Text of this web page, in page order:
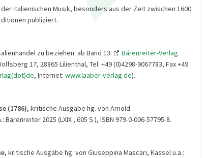
italienischen Musik, besonders aus der Zeit zwischen 1600
publiziert.
zu beziehen: ab Band 13:
Bärenreiter-Verlag
17, 28865 Lilienthal, Tel. +49 (0)4298-9067783, Fax +49
, Internet: www.laaber-verlag.de).
(1786), kritische Ausgabe hg. von Arnold
2025 (LXIX , 605 S.), ISBN 979-0-006-57795-8.
, kritische Ausgabe hg. von Giuseppina Mascari, Kassel u.a.: